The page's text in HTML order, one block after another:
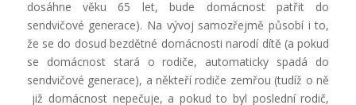
dosáhne věku 65 let, bude domácnost patřit do
sendvičové generace). Na vývoj samozřejmě působí i to,
že se do dosud bezdětné domácnosti narodí dítě (a pokud
se domácnost stará o rodiče, automaticky spadá do
sendvičové generace), a někteří rodiče zemřou (tudíž o ně
již domácnost nepečuje, a pokud to byl poslední rodič,